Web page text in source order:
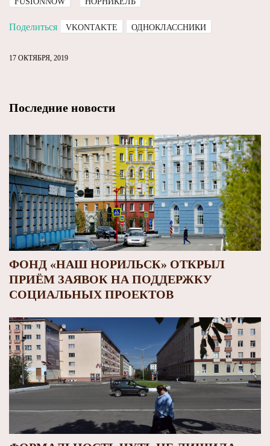
Поделиться VKONTAKTE ОДНОКЛАССНИКИ
17 ОКТЯБРЯ, 2019
Последние новости
ФОНД «НАШ НОРИЛЬСК» ОТКРЫЛ
ПРИЁМ ЗАЯВОК НА ПОДДЕРЖКУ
СОЦИАЛЬНЫХ ПРОЕКТОВ